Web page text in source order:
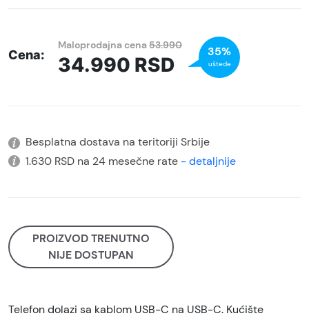
Cena:
Maloprodajna cena53.990
34.990 RSD
35%
uštede
Besplatna dostava na teritoriji Srbije
1.630 RSD na 24 mesečne rate - detaljnije
PROIZVOD TRENUTNO
NIJE DOSTUPAN
Telefon dolazi sa kablom USB-C na USB-C. Kućište